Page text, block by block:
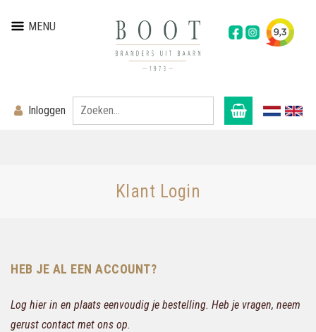
MENU
Inloggen
Klant Login
HEB JE AL EEN ACCOUNT?
Log hier in en plaats eenvoudig je bestelling. Heb je vragen, neem
gerust contact met ons op.